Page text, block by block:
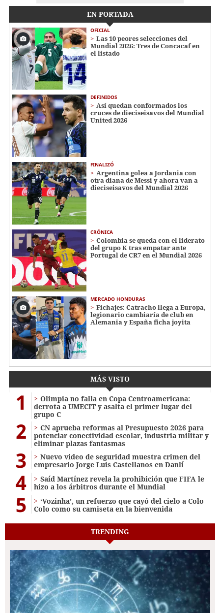
EN PORTADA
OFICIAL
Las 10 peores selecciones del
Mundial 2026: Tres de Concacaf en
el listado
DEFINIDOS
Así quedan conformados los
cruces de dieciseisavos del Mundial
United 2026
FINALIZÓ
Argentina golea a Jordania con
otra diana de Messi y ahora van a
dieciseisavos del Mundial 2026
CRÓNICA
Colombia se queda con el liderato
del grupo K tras empatar ante
Portugal de CR7 en el Mundial 2026
MERCADO HONDURAS
Fichajes: Catracho llega a Europa,
legionario cambiaría de club en
Alemania y España ficha joyita
MÁS VISTO
1
Olimpia no falla en Copa Centroamericana:
derrota a UMECIT y asalta el primer lugar del
grupo C
2
CN aprueba reformas al Presupuesto 2026 para
potenciar conectividad escolar, industria militar y
eliminar plazas fantasmas
3
Nuevo video de seguridad muestra crimen del
empresario Jorge Luis Castellanos en Danlí
4
Saíd Martínez revela la prohibición que FIFA le
hizo a los árbitros durante el Mundial
5
‘Vozinha’, un refuerzo que cayó del cielo a Colo
Colo como su camiseta en la bienvenida
TRENDING